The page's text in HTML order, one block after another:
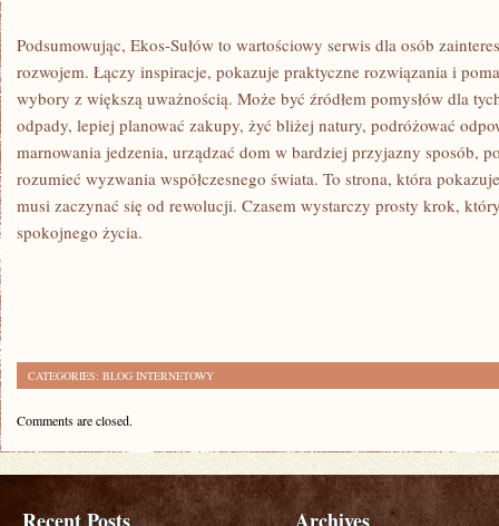
Podsumowując, Ekos-Sułów to wartościowy serwis dla osób
rozwojem. Łączy inspiracje, pokazuje praktyczne rozwiązania i
wybory z większą uważnością. Może być źródłem pomysłów dla
odpady, lepiej planować zakupy, żyć bliżej natury, podróżować
marnowania jedzenia, urządzać dom w bardziej przyjazny sposób,
rozumieć wyzwania współczesnego świata. To strona, która
musi zaczynać się od rewolucji. Czasem wystarczy prosty krok,
spokojnego życia.
CATEGORIES: BLOG INTERNETOWY
Comments are closed.